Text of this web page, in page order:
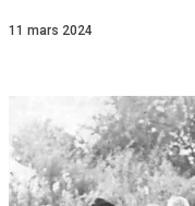
11 mars 2024